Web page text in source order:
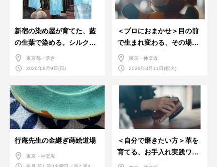
新宿の染め屋が育てた、藍
の生葉で染める。シルクの
ストール
東京都・落合
2026年8月9日(日)
＜プロにおまかせ＞目の前
で生まれ変わる、その場で
革のお手入れ受付会。
東京・神楽坂
2026年8月11日(祝火)
行庵先生の金継ぎ蒔絵道場
東京・神楽坂
＜自分で磨きたい方＞革を
育てる、お手入れ実践ワー
クショップ。基本編！